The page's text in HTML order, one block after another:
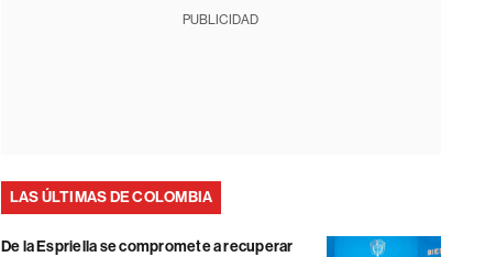
PUBLICIDAD
LAS ÚLTIMAS DE COLOMBIA
De la Espriella se compromete a recuperar